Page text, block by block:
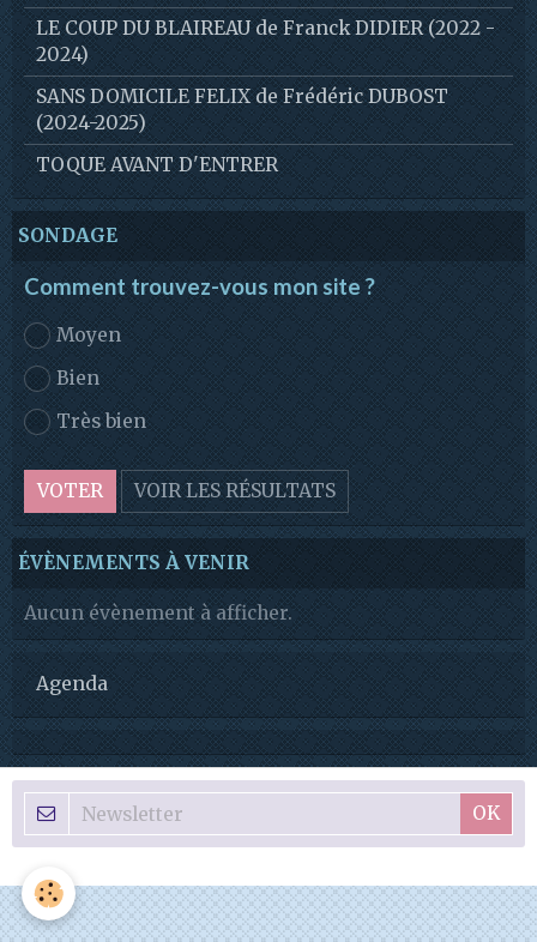
LE COUP DU BLAIREAU de Franck DIDIER (2022 -
2024)
SANS DOMICILE FELIX de Frédéric DUBOST
(2024-2025)
TOQUE AVANT D'ENTRER
SONDAGE
Comment trouvez-vous mon site ?
Moyen
Bien
Très bien
VOTER VOIR LES RÉSULTATS
ÉVÈNEMENTS À VENIR
Aucun évènement à afficher.
Agenda